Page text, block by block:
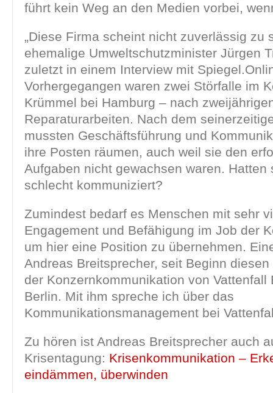
führt kein Weg an den Medien vorbei,
„Diese Firma scheint nicht zuverlässig zu
ehemalige Umweltschutzminister Jürgen
zuletzt in einem Interview mit
Vorhergegangen waren zwei Störfalle im
Krümmel bei Hamburg – nach
Reparaturarbeiten. Nach dem
mussten Geschäftsführung und
ihre Posten räumen, auch weil sie den
Aufgaben nicht gewachsen waren. Hatten
schlecht kommuniziert?
Zumindest bedarf es Menschen mit sehr
Engagement und Befähigung im Job der
um hier eine Position zu übernehmen.
Andreas Breitsprecher, seit Beginn
der Konzernkommunikation von Vattenfall
Berlin. Mit ihm spreche ich über das
Kommunikationsmanagement bei
Zu hören ist Andreas Breitsprecher auch
Krisentagung: Krisenkommunikation –
eindämmen, überwinden